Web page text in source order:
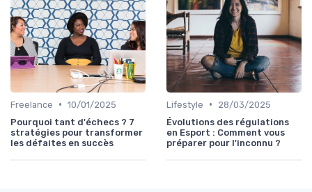
Freelance • 10/01/2025
Pourquoi tant d'échecs ? 7
stratégies pour transformer
les défaites en succès
Lifestyle •
28/03/2025
Évolutions des régulations
en Esport : Comment vous
préparer pour l'inconnu ?